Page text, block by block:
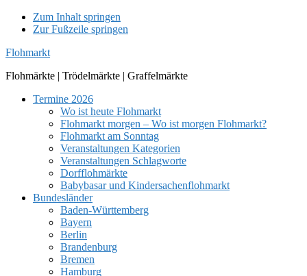
Zum Inhalt springen
Zur Fußzeile springen
Flohmarkt
Flohmärkte | Trödelmärkte | Graffelmärkte
Termine 2026
Wo ist heute Flohmarkt
Flohmarkt morgen – Wo ist morgen Flohmarkt?
Flohmarkt am Sonntag
Veranstaltungen Kategorien
Veranstaltungen Schlagworte
Dorfflohmärkte
Babybasar und Kindersachenflohmarkt
Bundesländer
Baden-Württemberg
Bayern
Berlin
Brandenburg
Bremen
Hamburg